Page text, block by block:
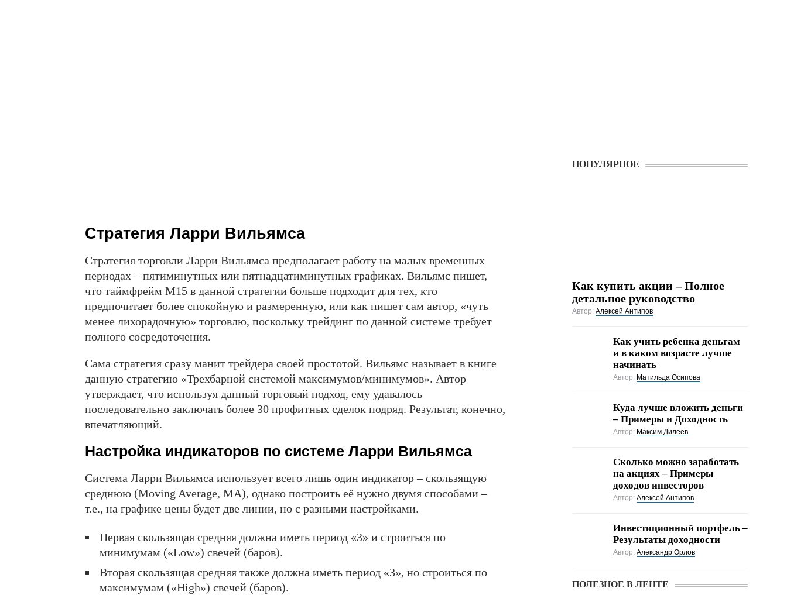
Стратегия Ларри Вильямса
Стратегия торговли Ларри Вильямса предполагает работу на малых временных
периодах – пятиминутных или пятнадцатиминутных графиках. Вильямс пишет,
что таймфрейм М15 в данной стратегии больше подходит для тех, кто
предпочитает более спокойную и размеренную, или как пишет сам автор, «чуть
менее лихорадочную» торговлю, поскольку трейдинг по данной системе требует
полного сосредоточения.
Сама стратегия сразу манит трейдера своей простотой. Вильямс называет в книге
данную стратегию «Трехбарной системой максимумов/минимумов». Автор
утверждает, что используя данный торговый подход, ему удавалось
последовательно заключать более 30 профитных сделок подряд. Результат, конечно,
впечатляющий.
Настройка индикаторов по системе Ларри Вильямса
Система Ларри Вильямса использует всего лишь один индикатор – скользящую
среднюю (Moving Average, MA), однако построить её нужно двумя способами –
т.е., на графике цены будет две линии, но с разными настройками.
Первая скользящая средняя должна иметь период «3» и строиться по
минимумам («Low») свечей (баров).
Вторая скользящая средняя также должна иметь период «3», но строиться по
максимумам («High») свечей (баров).
ПОПУЛЯРНОЕ
Как купить акции – Полное
детальное руководство
Автор: Алексей Антипов
Как учить ребенка деньгам
и в каком возрасте лучше
начинать
Автор: Матильда Осипова
Куда лучше вложить деньги
– Примеры и Доходность
Автор: Максим Дилеев
Cколько можно заработать
на акциях – Примеры
доходов инвесторов
Автор: Алексей Антипов
Инвестиционный портфель –
Результаты доходности
Автор: Александр Орлов
ПОЛЕЗНОЕ В ЛЕНТЕ